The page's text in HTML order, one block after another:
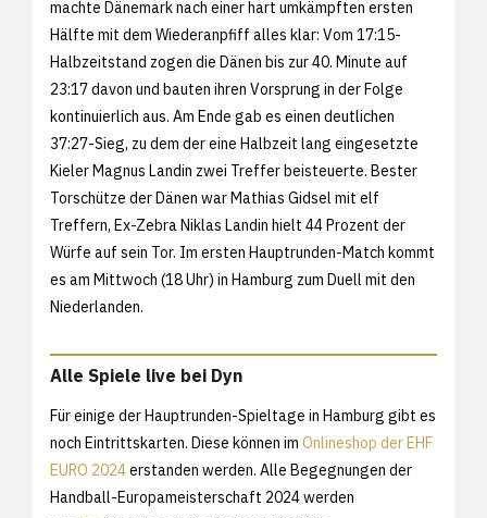
machte Dänemark nach einer hart umkämpften ersten
Hälfte mit dem Wiederanpfiff alles klar: Vom 17:15-
Halbzeitstand zogen die Dänen bis zur 40. Minute auf
23:17 davon und bauten ihren Vorsprung in der Folge
kontinuierlich aus. Am Ende gab es einen deutlichen
37:27-Sieg, zu dem der eine Halbzeit lang eingesetzte
Kieler Magnus Landin zwei Treffer beisteuerte. Bester
Torschütze der Dänen war Mathias Gidsel mit elf
Treffern, Ex-Zebra Niklas Landin hielt 44 Prozent der
Würfe auf sein Tor. Im ersten Hauptrunden-Match kommt
es am Mittwoch (18 Uhr) in Hamburg zum Duell mit den
Niederlanden.
Alle Spiele live bei Dyn
Für einige der Hauptrunden-Spieltage in Hamburg gibt es
noch Eintrittskarten. Diese können im Onlineshop der EHF
EURO 2024erstanden werden. Alle Begegnungen der
Handball-Europameisterschaft 2024 werden